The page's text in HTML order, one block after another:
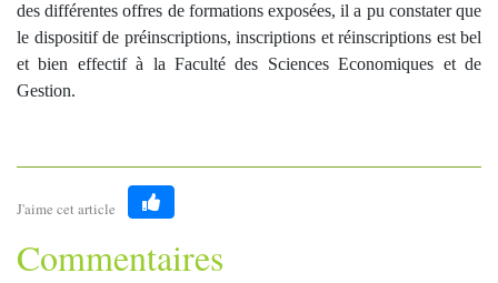
des différentes offres de formations exposées, il a pu constater que
le dispositif de préinscriptions, inscriptions et réinscriptions est bel
et bien effectif à la Faculté des Sciences Economiques et de
Gestion.
J'aime cet article
Like
Commentaires